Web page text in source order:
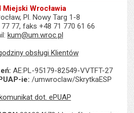
Miejski Wrocławia
Pl. Nowy Targ 1-8
77, faks +48 71 770 61 66
kum@um.wroc.pl
obsługi Klientów
AE:PL-95179-82549-VVTFT-27
ie: /umwroclaw/SkrytkaESP
dot. ePUAP